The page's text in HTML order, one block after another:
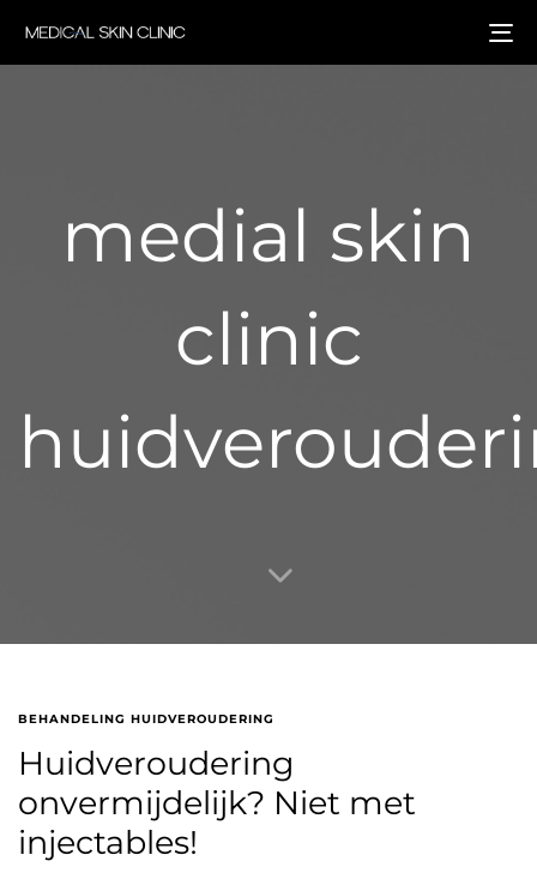
medial skin
clinic
BEHANDELING HUIDVEROUDERING
Huidveroudering
onvermijdelijk? Niet met
injectables!